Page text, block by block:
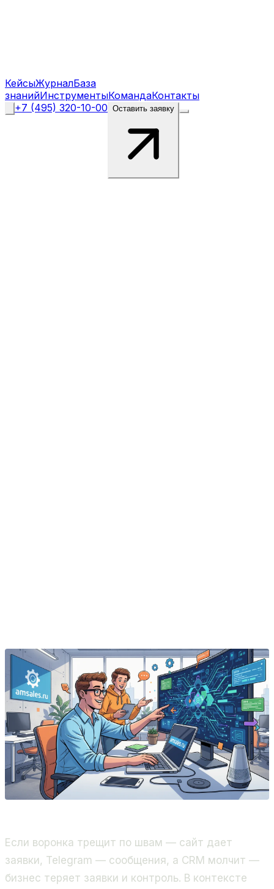
КейсыЖурналБаза
знанийИнструментыКомандаКонтакты
+7 (495) 320-10-00 Оставить заявку
Если воронка трещит по швам — сайт дает
заявки, Telegram — сообщения, а CRM молчит —
бизнес теряет заявки и контроль. В контексте